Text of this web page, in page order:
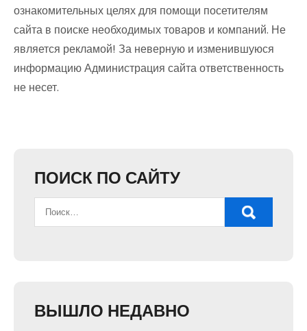
ознакомительных целях для помощи посетителям
сайта в поиске необходимых товаров и компаний. Не
является рекламой! За неверную и изменившуюся
информацию Администрация сайта ответственность
не несет.
ПОИСК ПО САЙТУ
ВЫШЛО НЕДАВНО